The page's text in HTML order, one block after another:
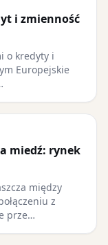
i zmienność
o kredyty i
Europejskie
miedź: rynek
między
z
prze…